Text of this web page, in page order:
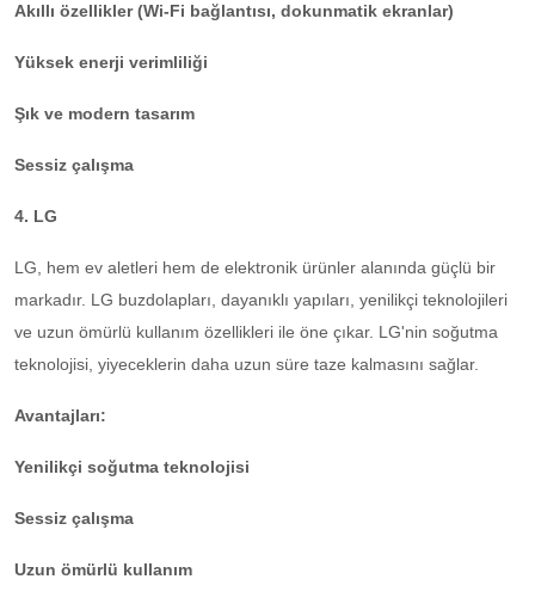
Akıllı özellikler (Wi-Fi bağlantısı, dokunmatik ekranlar)
Yüksek enerji verimliliği
Şık ve modern tasarım
Sessiz çalışma
4. LG
LG, hem ev aletleri hem de elektronik ürünler alanında güçlü bir
markadır. LG buzdolapları, dayanıklı yapıları, yenilikçi teknolojileri
ve uzun ömürlü kullanım özellikleri ile öne çıkar. LG'nin soğutma
teknolojisi, yiyeceklerin daha uzun süre taze kalmasını sağlar.
Avantajları:
Yenilikçi soğutma teknolojisi
Sessiz çalışma
Uzun ömürlü kullanım